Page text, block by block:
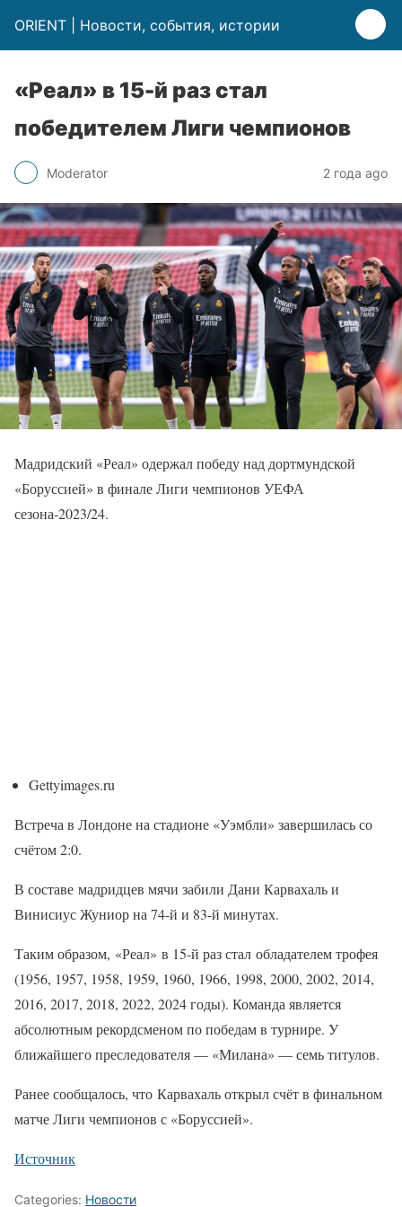
ORIENT | Новости, события, истории
«Реал» в 15-й раз стал
победителем Лиги чемпионов
Moderator 2 года ago
Мадридский «Реал» одержал победу над дортмундской
«Боруссией» в финале Лиги чемпионов УЕФА
сезона-2023/24.
Gettyimages.ru
Встреча в Лондоне на стадионе «Уэмбли» завершилась со
счётом 2:0.
В составе мадридцев мячи забили Дани Карвахаль и
Винисиус Жуниор на 74-й и 83-й минутах.
Таким образом, «Реал» в 15-й раз стал обладателем трофея
(1956, 1957, 1958, 1959, 1960, 1966, 1998, 2000, 2002, 2014,
2016, 2017, 2018, 2022, 2024 годы). Команда является
абсолютным рекордсменом по победам в турнире. У
ближайшего преследователя — «Милана» — семь титулов.
Ранее сообщалось, что Карвахаль открыл счёт в финальном
матче Лиги чемпионов с «Боруссией».
Источник
Categories: Новости